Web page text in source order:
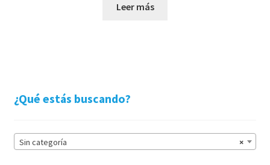
Leer más
¿Qué estás buscando?
×
Sin categoría